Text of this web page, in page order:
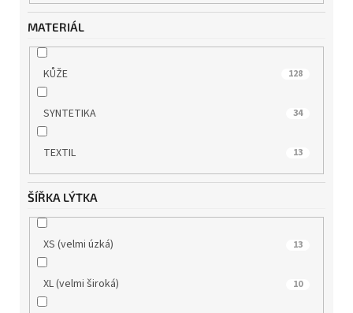
MATERIÁL
KŮŽE 128
SYNTETIKA 34
TEXTIL 13
ŠÍŘKA LÝTKA
XS (velmi úzká) 13
XL (velmi široká) 10